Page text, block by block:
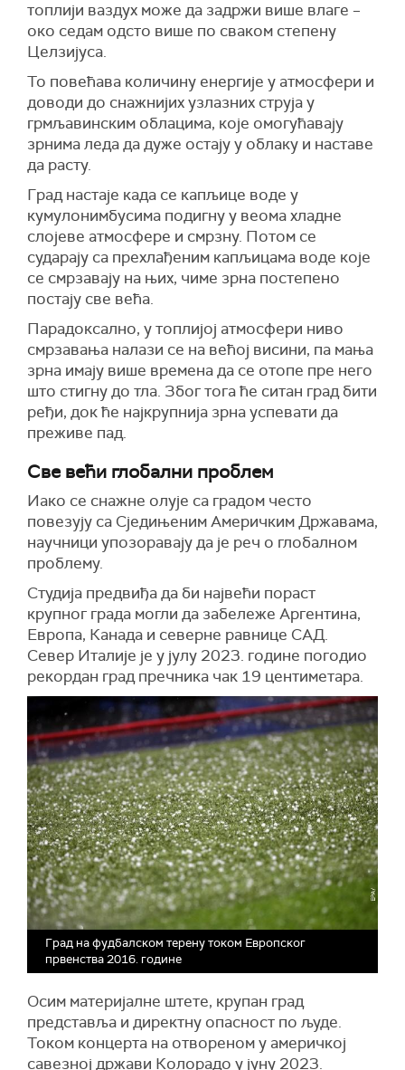
топлији ваздух може да задржи више влаге –
око седам одсто више по сваком степену
Целзијуса.
То повећава количину енергије у атмосфери и
доводи до снажнијих узлазних струја у
грмљавинским облацима, које омогућавају
зрнима леда да дуже остају у облаку и наставе
да расту.
Град настаје када се капљице воде у
кумулонимбусима подигну у веома хладне
слојеве атмосфере и смрзну. Потом се
сударају са прехлађеним капљицама воде које
се смрзавају на њих, чиме зрна постепено
постају све већа.
Парадоксално, у топлијој атмосфери ниво
смрзавања налази се на већој висини, па мања
зрна имају више времена да се отопе пре него
што стигну до тла. Због тога ће ситан град бити
ређи, док ће најкрупнија зрна успевати да
преживе пад.
Све већи глобални проблем
Иако се снажне олује са градом често
повезују са Сједињеним Америчким Државама,
научници упозоравају да је реч о глобалном
проблему.
Студија предвиђа да би највећи пораст
крупног града могли да забележе Аргентина,
Европа, Канада и северне равнице САД.
Север Италије је у јулу 2023. године погодио
рекордан град пречника чак 19 центиметара.
Град на фудбалском терену током Европског
првенства 2016. године
Осим материјалне штете, крупан град
представља и директну опасност по људе.
Током концерта на отвореном у америчкој
савезној држави Колорадо у јуну 2023.